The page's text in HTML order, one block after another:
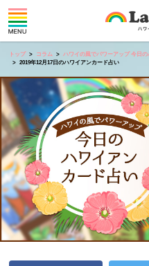
トップ コラム
ハワイの風でパワーアップ 今日
2019年12月17日のハワイアンカード占い